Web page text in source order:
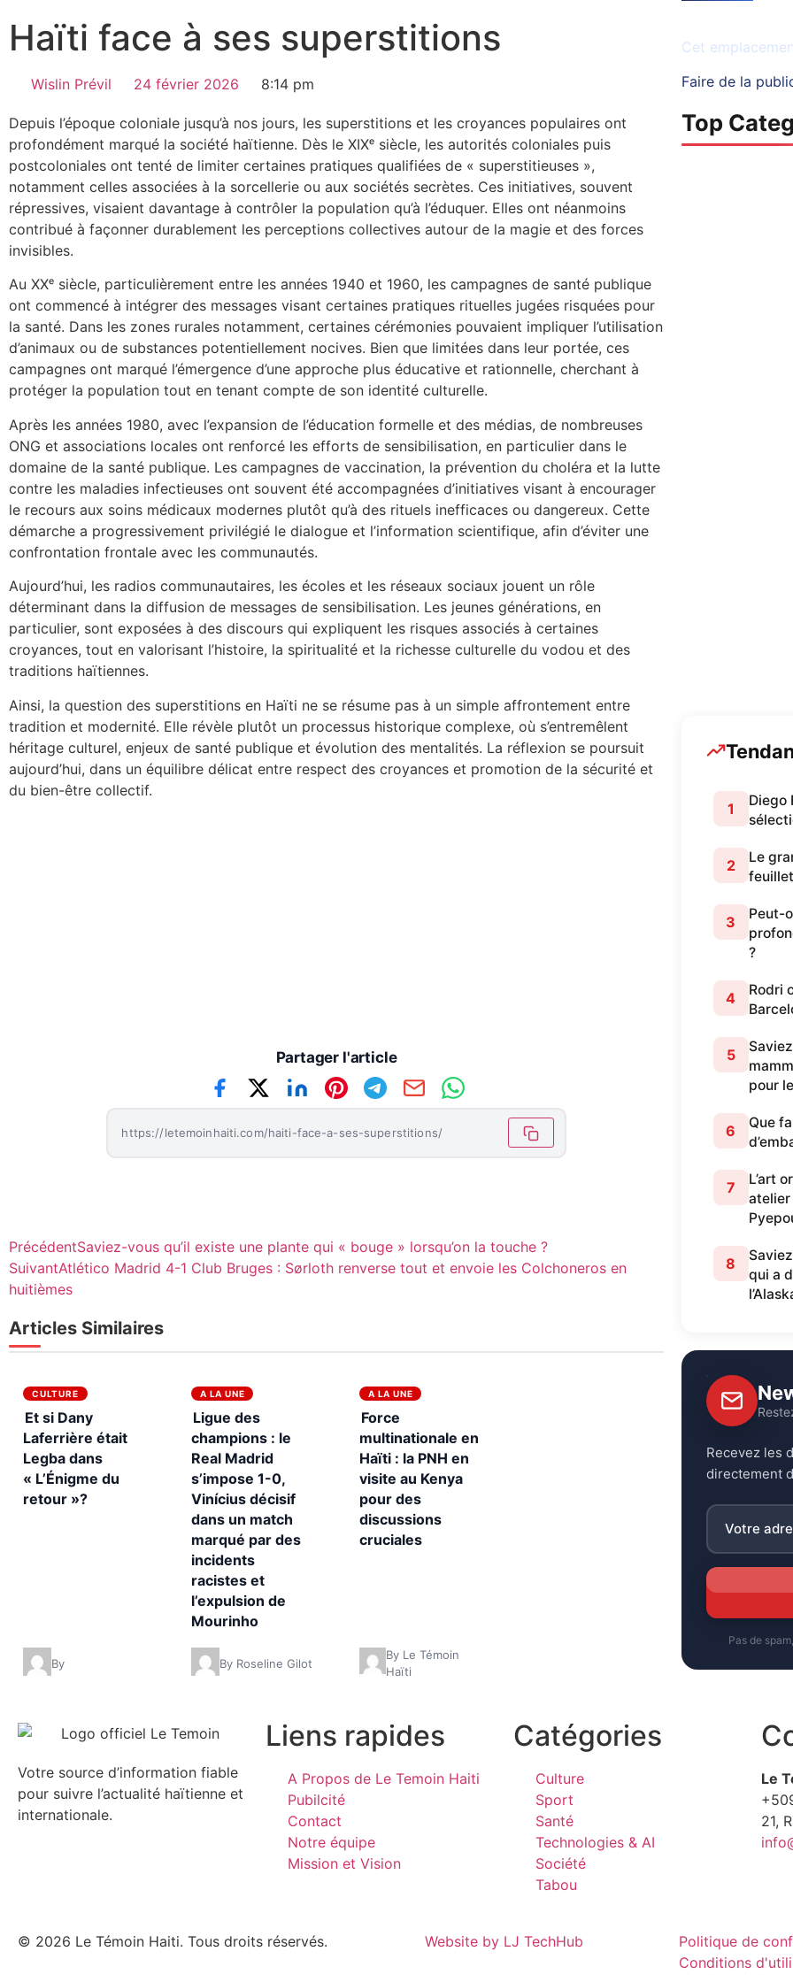
Haïti face à ses superstitions
Wislin Prévil 24 février 2026 8:14 pm
Depuis l’époque coloniale jusqu’à nos jours, les superstitions et les croyances populaires ont
profondément marqué la société haïtienne. Dès le XIXᵉ siècle, les autorités coloniales puis
postcoloniales ont tenté de limiter certaines pratiques qualifiées de « superstitieuses »,
notamment celles associées à la sorcellerie ou aux sociétés secrètes. Ces initiatives, souvent
répressives, visaient davantage à contrôler la population qu’à l’éduquer. Elles ont néanmoins
contribué à façonner durablement les perceptions collectives autour de la magie et des forces
invisibles.
Au XXᵉ siècle, particulièrement entre les années 1940 et 1960, les campagnes de santé publique
ont commencé à intégrer des messages visant certaines pratiques rituelles jugées risquées pour
la santé. Dans les zones rurales notamment, certaines cérémonies pouvaient impliquer l’utilisation
d’animaux ou de substances potentiellement nocives. Bien que limitées dans leur portée, ces
campagnes ont marqué l’émergence d’une approche plus éducative et rationnelle, cherchant à
protéger la population tout en tenant compte de son identité culturelle.
Après les années 1980, avec l’expansion de l’éducation formelle et des médias, de nombreuses
ONG et associations locales ont renforcé les efforts de sensibilisation, en particulier dans le
domaine de la santé publique. Les campagnes de vaccination, la prévention du choléra et la lutte
contre les maladies infectieuses ont souvent été accompagnées d’initiatives visant à encourager
le recours aux soins médicaux modernes plutôt qu’à des rituels inefficaces ou dangereux. Cette
démarche a progressivement privilégié le dialogue et l’information scientifique, afin d’éviter une
confrontation frontale avec les communautés.
Aujourd’hui, les radios communautaires, les écoles et les réseaux sociaux jouent un rôle
déterminant dans la diffusion de messages de sensibilisation. Les jeunes générations, en
particulier, sont exposées à des discours qui expliquent les risques associés à certaines
croyances, tout en valorisant l’histoire, la spiritualité et la richesse culturelle du vodou et des
traditions haïtiennes.
Ainsi, la question des superstitions en Haïti ne se résume pas à un simple affrontement entre
tradition et modernité. Elle révèle plutôt un processus historique complexe, où s’entremêlent
héritage culturel, enjeux de santé publique et évolution des mentalités. La réflexion se poursuit
aujourd’hui, dans un équilibre délicat entre respect des croyances et promotion de la sécurité et
du bien-être collectif.
Partager l'article
https://letemoinhaiti.com/haiti-face-a-ses-superstitions/
PrécédentSaviez-vous qu’il existe une plante qui « bouge » lorsqu’on la touche ?
SuivantAtlético Madrid 4-1 Club Bruges : Sørloth renverse tout et envoie les Colchoneros en
huitièmes
Articles Similaires
CULTURE
Et si Dany
Laferrière était
Legba dans
« L’Énigme du
retour »?
By
A LA UNE
Ligue des
champions : le
Real Madrid
s’impose 1-0,
Vinícius décisif
dans un match
marqué par des
incidents
racistes et
l’expulsion de
Mourinho
By Roseline Gilot
A LA UNE
Force
multinationale en
Haïti : la PNH en
visite au Kenya
pour des
discussions
cruciales
By Le Témoin
Haïti
Cet
Faire de la
Top
1
Diego
2
Le
3
Peut-
?
4
Rodri
5
pour
6
Que
7
L’art
atelier
8
qui a
Recevez les
directement
Pas de
Votre source d’information fiable
pour suivre l’actualité haïtienne et
internationale.
Liens rapides
A Propos de Le Temoin Haiti
Pubilcité
Contact
Notre équipe
Mission et Vision
Catégories
Culture
Sport
Santé
Technologies & AI
Société
Tabou
Le
21,
© 2026 Le Témoin Haiti. Tous droits réservés. Website by LJ TechHub
Politique de
Conditions